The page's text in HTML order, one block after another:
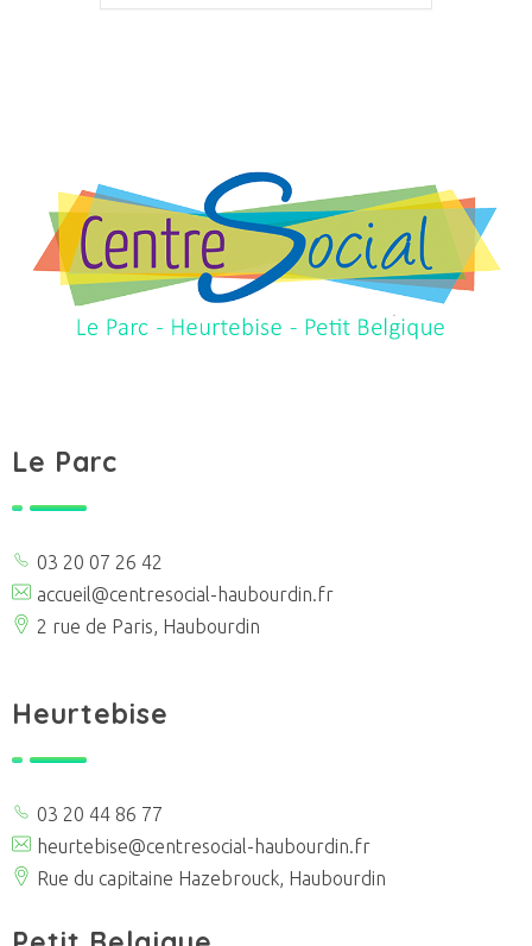
Le Parc
03 20 07 26 42
accueil@centresocial-haubourdin.fr
2 rue de Paris, Haubourdin
Heurtebise
03 20 44 86 77
heurtebise@centresocial-haubourdin.fr
Rue du capitaine Hazebrouck, Haubourdin